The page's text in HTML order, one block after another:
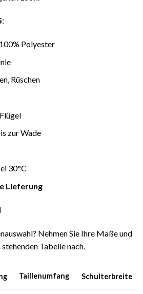
:
Polyester
Rüschen
zur Wade
30°C
Lieferung
Nehmen Sie Ihre Maße und
Tabelle nach.
Taillenumfang Schulterbreite